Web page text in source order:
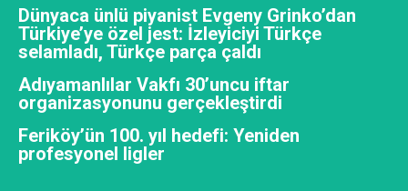
Dünyaca ünlü piyanist Evgeny Grinko’dan
Türkiye’ye özel jest: İzleyiciyi Türkçe
selamladı, Türkçe parça çaldı
Adıyamanlılar Vakfı 30’uncu iftar
organizasyonunu gerçekleştirdi
Feriköy’ün 100. yıl hedefi: Yeniden
profesyonel ligler